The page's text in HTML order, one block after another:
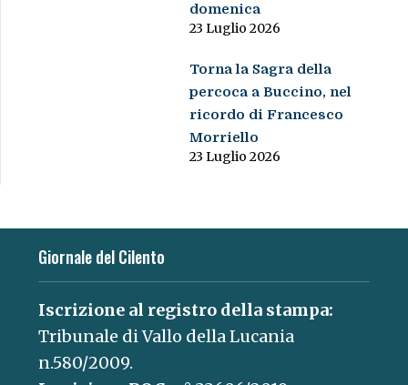
domenica
23 Luglio 2026
Torna la Sagra della
percoca a Buccino, nel
ricordo di Francesco
Morriello
23 Luglio 2026
Giornale del Cilento
Iscrizione al registro della stampa:
Tribunale di Vallo della Lucania
n.580/2009.